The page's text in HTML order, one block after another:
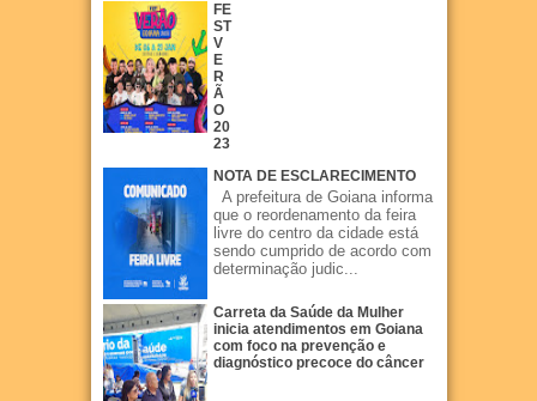
FE
ST
V
E
R
Ã
O
20
23
NOTA DE ESCLARECIMENTO
A prefeitura de Goiana informa
que o reordenamento da feira
livre do centro da cidade está
sendo cumprido de acordo com
determinação judic...
Carreta da Saúde da Mulher
inicia atendimentos em Goiana
com foco na prevenção e
diagnóstico precoce do câncer